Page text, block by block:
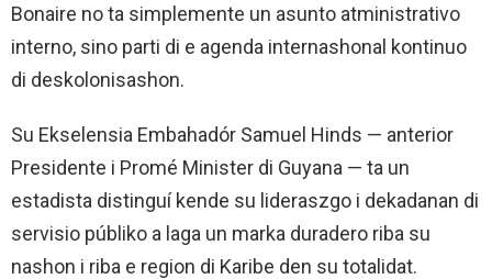
Bonaire no ta simplemente un asunto atministrativo
interno, sino parti di e agenda internashonal kontinuo
di deskolonisashon.
Su Ekselensia Embahadór Samuel Hinds — anterior
Presidente i Promé Minister di Guyana — ta un
estadista distinguí kende su lideraszgo i dekadanan di
servisio públiko a laga un marka duradero riba su
nashon i riba e region di Karibe den su totalidat.